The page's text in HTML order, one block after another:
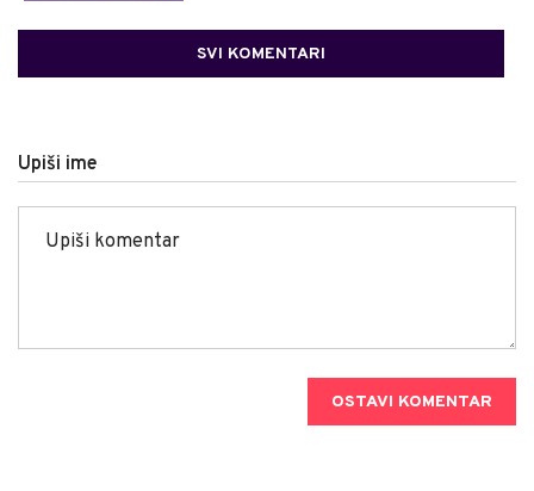
SVI KOMENTARI
Upiši ime
OSTAVI KOMENTAR